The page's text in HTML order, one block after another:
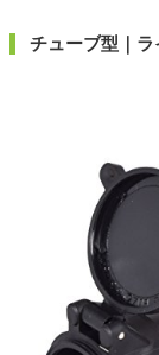
チューブ型｜ラ